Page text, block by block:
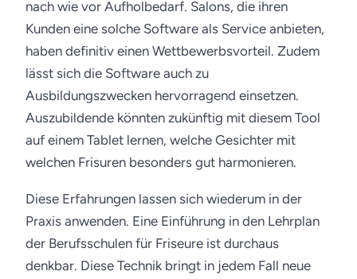
nach wie vor Aufholbedarf. Salons, die ihren
Kunden eine solche Software als Service anbieten,
haben definitiv einen Wettbewerbsvorteil. Zudem
lässt sich die Software auch zu
Ausbildungszwecken hervorragend einsetzen.
Auszubildende könnten zukünftig mit diesem Tool
auf einem Tablet lernen, welche Gesichter mit
welchen Frisuren besonders gut harmonieren.
Diese Erfahrungen lassen sich wiederum in der
Praxis anwenden. Eine Einführung in den Lehrplan
der Berufsschulen für Friseure ist durchaus
denkbar. Diese Technik bringt in jedem Fall neue